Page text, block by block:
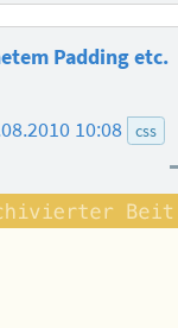
Padding etc.
10:08 css